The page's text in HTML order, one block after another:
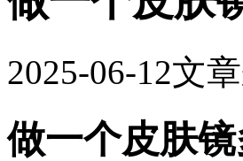
2025-06-12文
做一个皮肤